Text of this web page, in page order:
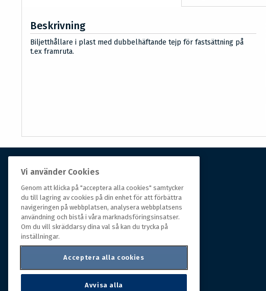
Beskrivning
Biljetthållare i plast med dubbelhäftande tejp för fastsättning på
t.ex framruta.
Om Hall Miba
Hall Miba är grossisten som funnits på marknaden i
över 150 år. Från huvudkontoret i småländska Växjö
styrs hela organisationen, som erbjuder prisvärda
produkter till kunder i rörelse.
Vi använder Cookies
Genom att klicka på "acceptera alla cookies" samtycker
du till lagring av cookies på din enhet för att förbättra
navigeringen på webbplatsen, analysera webbplatsens
användning och bistå i våra marknadsföringsinsatser.
Om du vill skräddarsy dina val så kan du trycka på
inställningar.
Acceptera alla cookies
Avvisa alla